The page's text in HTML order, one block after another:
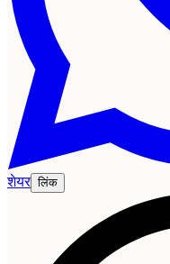
शेयर लिंक